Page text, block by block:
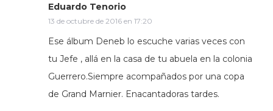
Eduardo Tenorio
13 de octubre de 2016 en 17:20
Ese álbum Deneb lo escuche varias veces con
tu Jefe , allá en la casa de tu abuela en la colonia
Guerrero.Siempre acompañados por una copa
de Grand Marnier. Enacantadoras tardes.